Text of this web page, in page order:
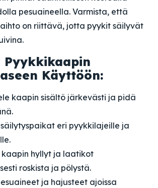
pesuaineella. Varmista, että
on riittävä, jotta pyykit säilyvät
Pyykkikaapin
Käyttöön:
kaapin sisältö järkevästi ja pidä
eri pyykkilajeille ja
kaapin hyllyt ja laatikot
roskista ja pölystä.
ja hajusteet ajoissa